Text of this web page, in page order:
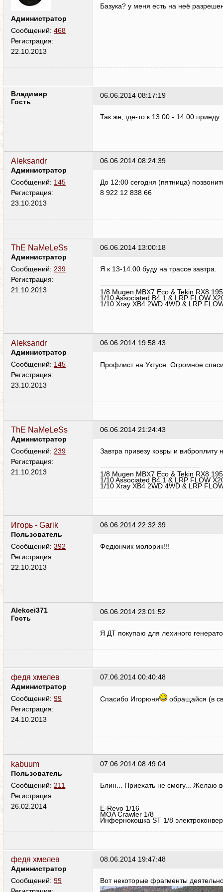
Администратор
Сообщений:468
Регистрация:
22.10.2013
Базука? у меня есть на неё
Владимир
Гость
06.06.2014 08:17:19
Так же, где-то к 13:00 - 14:00 приеду.
Aleksandr
Администратор
Сообщений: 145
Регистрация:
23.10.2013
06.06.2014 08:24:39
До 12:00 сегодня (пятница)
8 922 12 838 66
ThE NaMeLeSs
Администратор
Сообщений:239
Регистрация:
21.10.2013
06.06.2014 13:00:18
Я к 13-14.00 буду на трассе завтра.
1/8 Mugen MBX7 Eco & Tekin RX8
1/10 Associated B4.1 & LRP FLOW
1/10 Xray XB4 2WD 4WD & LRP
Aleksandr
Администратор
Сообщений: 145
Регистрация:
23.10.2013
06.06.2014 19:58:43
Профлист на Уктусе. Огромное
ThE NaMeLeSs
Администратор
Сообщений:239
Регистрация:
21.10.2013
06.06.2014 21:24:43
Завтра привезу ковры и виброплиту
1/8 Mugen MBX7 Eco & Tekin RX8
1/10 Associated B4.1 & LRP FLOW
1/10 Xray XB4 2WD 4WD & LRP
Игорь - Garik
Пользователь
Сообщений:392
Регистрация:
22.10.2013
06.06.2014 22:32:39
Федюнчик молорик!!!
Alekcei371
Гость
06.06.2014 23:01:52
Я ДТ покупаю для лехиного
федя хмелев
Администратор
Сообщений:99
Регистрация:
24.10.2013
07.06.2014 00:40:48
Спасибо Игорюня обращайся (в
kabuum
Пользователь
Сообщений:211
Регистрация:
26.02.2014
07.06.2014 08:49:04
Блин... Приехать не смогу... Желаю
E-Revo 1/16
MOA Crawler 1/8
Инфернокошка ST 1/8
федя хмелев
Администратор
Сообщений:99
08.06.2014 19:47:48
Вот некоторые фрагменты